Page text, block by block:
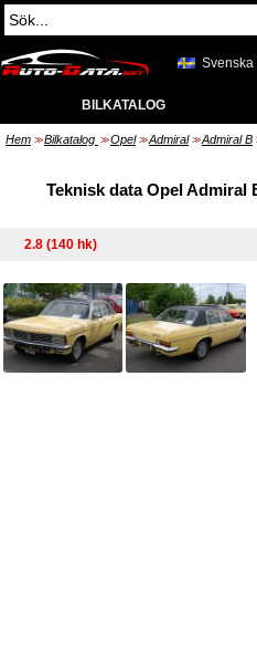
BILKATALOG
Hem >> Bilkatalog >> Opel >> Admiral >> Admiral B
Teknisk data Opel Admiral